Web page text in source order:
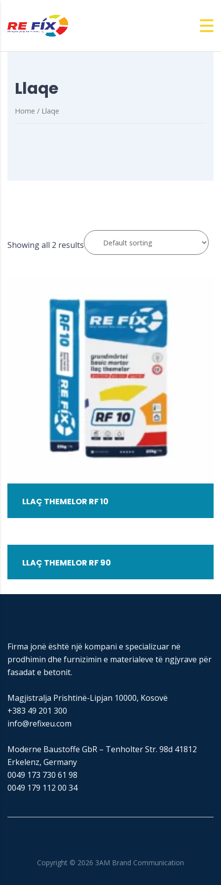
Llaqe
Home / Llaqe
Showing all 2 results
LLAÇ THEMELOR RF 10
LLAÇ THEMELOR RF 90
Firma jonë është një kompani e specializuar në
prodhimin dhe furnizimin e materialeve të ngjyrave për
fasadat e betonit.
Magjistralja Prishtinë-Lipjan 10000, Kosovë
+383 49 201 300
info@refixeu.com
Moderne Baustoffe GbR – Tenholter Str. 98d 41812
Erkelenz, Germany
0049 173 730 61 98
0049 179 112 00 34
Copyright © 2026 3AM Brand Communication